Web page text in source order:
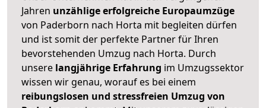
Jahren unzählige erfolgreiche Europaumzüge
von Paderborn nach Horta mit begleiten dürfen
und ist somit der perfekte Partner für Ihren
bevorstehenden Umzug nach Horta. Durch
unsere langjährige Erfahrung im Umzugssektor
wissen wir genau, worauf es bei einem
reibungslosen und stressfreien Umzug von